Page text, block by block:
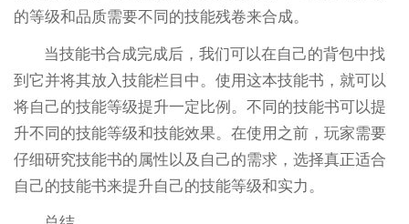
的等级和品质需要不同的技能残卷来合成。
当技能书合成完成后，我们可以在自己的背包中找
到它并将其放入技能栏目中。使用这本技能书，就可以
将自己的技能等级提升一定比例。不同的技能书可以提
升不同的技能等级和技能效果。在使用之前，玩家需要
仔细研究技能书的属性以及自己的需求，选择真正适合
自己的技能书来提升自己的技能等级和实力。